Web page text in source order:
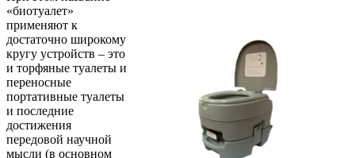
«биотуалет»
применяют к
достаточно широкому
кругу устройств – это
и торфяные туалеты и
переносные
портативные туалеты
и последние
достижения
передовой научной
мысли (в основном